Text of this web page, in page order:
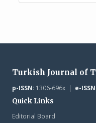
Turkish Journal of
p-ISSN:1306-696x | e-
Quick Links
Editorial Board